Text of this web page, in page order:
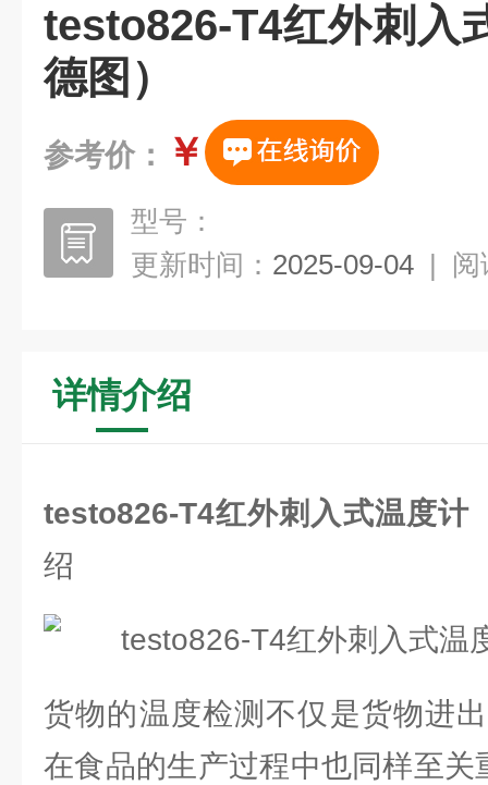
testo826-T4红外刺入
德图）
参考价： ￥
型号：
更新时间： 2025-09-04 | 阅
详情介绍
testo826-T4红外刺入式温度计
绍
货物的温度检测不仅是货物进
在食品的生产过程中也同样至